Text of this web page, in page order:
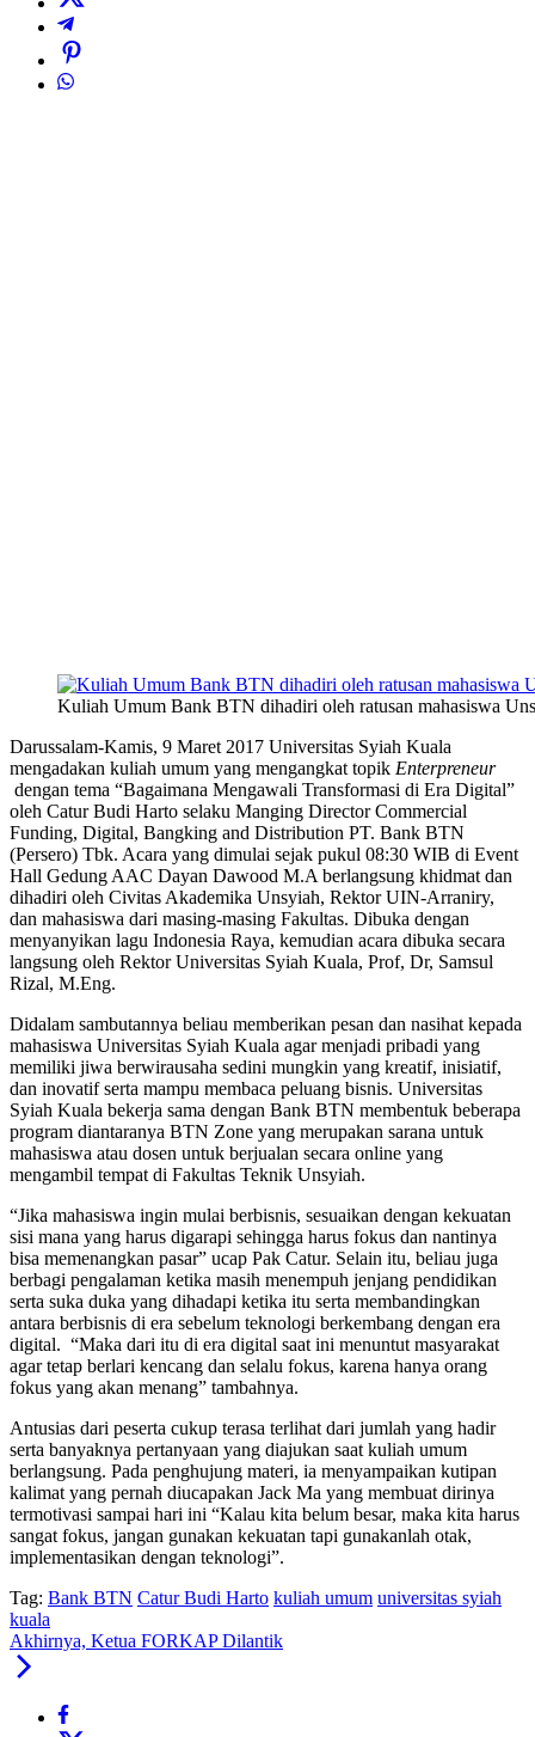
Kuliah Umum Bank BTN dihadiri oleh ratusan mahasiswa
Darussalam-Kamis, 9 Maret 2017 Universitas Syiah Kuala
mengadakan kuliah umum yang mengangkat topik Enterpreneur
dengan tema “Bagaimana Mengawali Transformasi di Era Digital”
oleh Catur Budi Harto selaku Manging Director Commercial
Funding, Digital, Bangking and Distribution PT. Bank BTN
(Persero) Tbk. Acara yang dimulai sejak pukul 08:30 WIB di Event
Hall Gedung AAC Dayan Dawood M.A berlangsung khidmat dan
dihadiri oleh Civitas Akademika Unsyiah, Rektor UIN-Arraniry,
dan mahasiswa dari masing-masing Fakultas. Dibuka dengan
menyanyikan lagu Indonesia Raya, kemudian acara dibuka secara
langsung oleh Rektor Universitas Syiah Kuala, Prof, Dr, Samsul
Rizal, M.Eng.
Didalam sambutannya beliau memberikan pesan dan nasihat kepada
mahasiswa Universitas Syiah Kuala agar menjadi pribadi yang
memiliki jiwa berwirausaha sedini mungkin yang kreatif, inisiatif,
dan inovatif serta mampu membaca peluang bisnis. Universitas
Syiah Kuala bekerja sama dengan Bank BTN membentuk beberapa
program diantaranya BTN Zone yang merupakan sarana untuk
mahasiswa atau dosen untuk berjualan secara online yang
mengambil tempat di Fakultas Teknik Unsyiah.
“Jika mahasiswa ingin mulai berbisnis, sesuaikan dengan kekuatan
sisi mana yang harus digarapi sehingga harus fokus dan nantinya
bisa memenangkan pasar” ucap Pak Catur. Selain itu, beliau juga
berbagi pengalaman ketika masih menempuh jenjang pendidikan
serta suka duka yang dihadapi ketika itu serta membandingkan
antara berbisnis di era sebelum teknologi berkembang dengan era
digital. “Maka dari itu di era digital saat ini menuntut masyarakat
agar tetap berlari kencang dan selalu fokus, karena hanya orang
fokus yang akan menang” tambahnya.
Antusias dari peserta cukup terasa terlihat dari jumlah yang hadir
serta banyaknya pertanyaan yang diajukan saat kuliah umum
berlangsung. Pada penghujung materi, ia menyampaikan kutipan
kalimat yang pernah diucapakan Jack Ma yang membuat dirinya
termotivasi sampai hari ini “Kalau kita belum besar, maka kita harus
sangat fokus, jangan gunakan kekuatan tapi gunakanlah otak,
implementasikan dengan teknologi”.
Tag: Bank BTN Catur Budi Harto kuliah umum universitas syiah
kuala
Akhirnya, Ketua FORKAP Dilantik